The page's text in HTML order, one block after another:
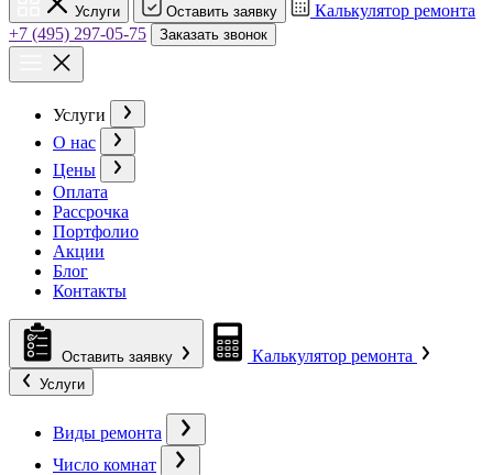
Услуги Оставить заявку
Калькулятор ремонта
+7 (495) 297-05-75
Заказать звонок
Услуги
О нас
Цены
Оплата
Рассрочка
Портфолио
Акции
Блог
Контакты
Оставить заявку Калькулятор ремонта
Услуги
Виды ремонта
Число комнат